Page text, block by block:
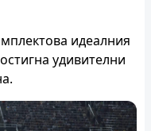
идеалния
удивителни